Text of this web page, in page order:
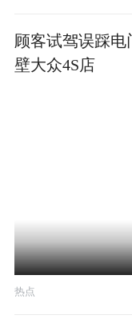
顾客试驾误踩
壁大众4S店
热点